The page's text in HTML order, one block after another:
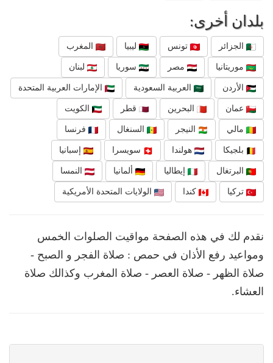
بلدان أخرى:
الجزائر تونس ليبيا المغرب
موريتانيا مصر سوريا لبنان
الأردن العربية السعودية الإمارات العربية المتحدة
عمان البحرين قطر الكويت
مالي النيجر السنغال فرنسا
بلجيكا هولندا سويسرا إسبانيا
البرتغال إيطاليا ألمانيا النمسا
تركيا كندا الولايات المتحدة الأمريكية
نقدم لك في هذه الصفحة مواقيت الصلوات الخمس
ومواعيد رفع الأذان في حمص : صلاة الفجر و الصبح -
صلاة الظهر - صلاة العصر - صلاة المغرب وكذالك صلاة
العشاء.